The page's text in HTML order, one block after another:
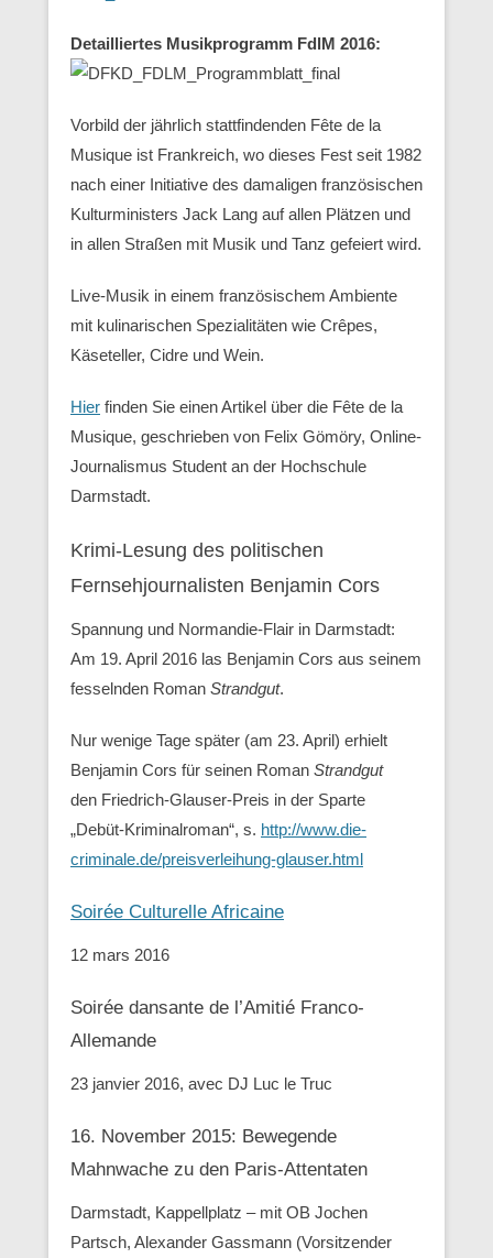
Detailliertes Musikprogramm FdlM 2016:
Vorbild der jährlich stattfindenden Fête de la
Musique ist Frankreich, wo dieses Fest seit 1982
nach einer Initiative des damaligen französischen
Kulturministers Jack Lang auf allen Plätzen und
in allen Straßen mit Musik und Tanz gefeiert wird.
Live-Musik in einem französischem Ambiente
mit kulinarischen Spezialitäten wie Crêpes,
Käseteller, Cidre und Wein.
Hier finden Sie einen Artikel über die Fête de la
Musique, geschrieben von Felix Gömöry, Online-
Journalismus Student an der Hochschule
Darmstadt.
Krimi-Lesung des politischen
Fernsehjournalisten Benjamin Cors
Spannung und Normandie-Flair in Darmstadt:
Am 19. April 2016 las Benjamin Cors aus seinem
fesselnden Roman Strandgut.
Nur wenige Tage später (am 23. April) erhielt
Benjamin Cors für seinen Roman Strandgut
den Friedrich-Glauser-Preis in der Sparte
„Debüt-Kriminalroman“, s. http://www.die-
criminale.de/preisverleihung-glauser.html
Soirée Culturelle Africaine
12 mars 2016
Soirée dansante de l’Amitié Franco-
Allemande
23 janvier 2016, avec DJ Luc le Truc
16. November 2015: Bewegende
Mahnwache zu den ‪Paris-Attentaten
Darmstadt, Kappellplatz – mit OB Jochen
Partsch, Alexander Gassmann (Vorsitzender